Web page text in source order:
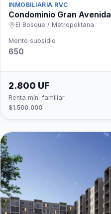
INMOBILIARIA RVC
Condominio Gran Avenida
El Bosque / Metropolitana
Monto subsidio
650
2.800 UF
Renta mín. familiar
$1.500.000